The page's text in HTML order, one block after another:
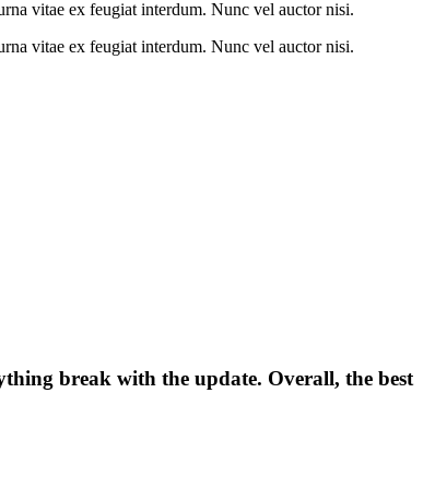
vitae ex feugiat interdum. Nunc vel auctor nisi.
vitae ex feugiat interdum. Nunc vel auctor nisi.
break with the update. Overall, the best